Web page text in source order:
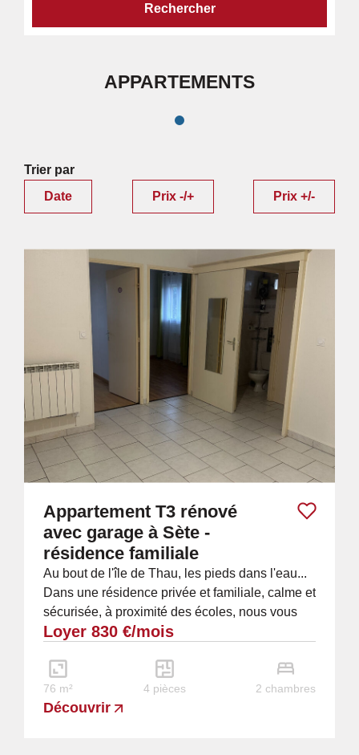
APPARTEMENTS
APPARTEMENTS
Trier par
Date
Prix -/+ Prix +/-
Appartement T3 rénové
avec garage à Sète -
résidence familiale
Au bout de l'île de Thau, les pieds dans l'eau...
Dans une résidence privée et familiale, calme et
sécurisée, à proximité des écoles, nous vous
proposons à la location un bel...
Loyer 830 €/mois
76 m² 4 pièces 2 chambres
Découvrir